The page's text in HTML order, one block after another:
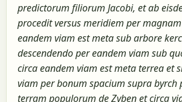
predictorum filiorum Jacobi, et ab
procedit versus meridiem per
eandem viam est meta sub arbore
descendendo per eandem viam sub
circa eandem viam est meta terrea et
viam per bonum spacium supra byrch
terram populorum de Zyben et circa